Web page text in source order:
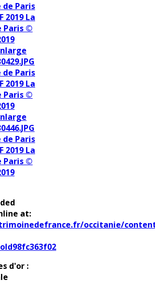
de Paris
2019 La
Paris ©
de Paris
2019 La
Paris ©
de Paris
2019 La
Paris ©
at:
occitanie/
d'or :